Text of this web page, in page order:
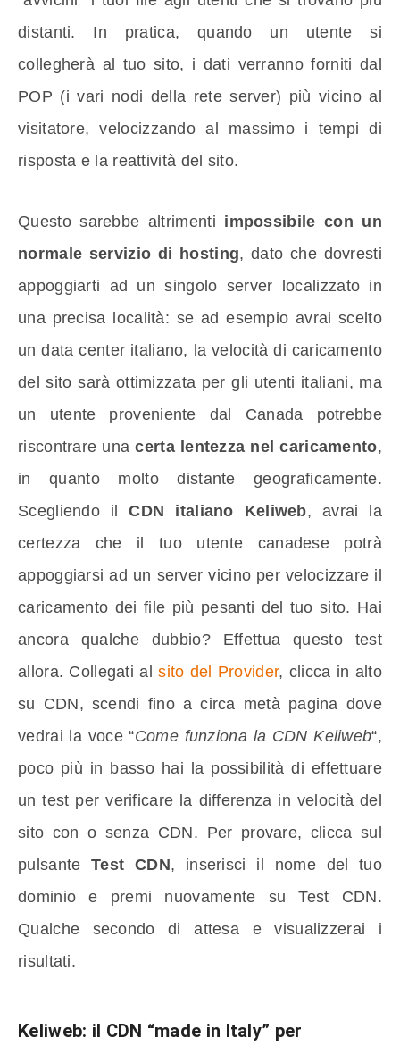
distanti. In pratica, quando un utente si
collegherà al tuo sito, i dati verranno forniti dal
POP (i vari nodi della rete server) più vicino al
visitatore, velocizzando al massimo i tempi di
risposta e la reattività del sito.
Questo sarebbe altrimenti impossibile con un
normale servizio di hosting, dato che dovresti
appoggiarti ad un singolo server localizzato in
una precisa località: se ad esempio avrai scelto
un data center italiano, la velocità di caricamento
del sito sarà ottimizzata per gli utenti italiani, ma
un utente proveniente dal Canada potrebbe
riscontrare unacerta lentezza nel caricamento,
in quanto molto distante geograficamente.
Scegliendo ilCDN italiano Keliweb, avrai la
certezza che il tuo utente canadese potrà
appoggiarsi ad un server vicino per velocizzare il
caricamento dei file più pesanti del tuo sito. Hai
ancora qualche dubbio? Effettua questo test
allora. Collegati alsito del Provider, clicca in alto
su CDN, scendi fino a circa metà pagina dove
vedrai la voce “Come funziona la CDN Keliweb“,
poco più in basso hai la possibilità di effettuare
un test per verificare la differenza in velocità del
sito con o senza CDN. Per provare, clicca sul
pulsanteTest CDN, inserisci il nome del tuo
dominio e premi nuovamente su Test CDN.
Qualche secondo di attesa e visualizzerai i
risultati.
Keliweb: il CDN “made in Italy” per